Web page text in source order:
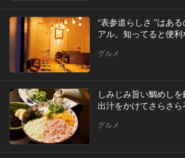
“表参道らしさ ”はあ
アル。知ってると便
グルメ
しみじみ旨い鯛めし
出汁をかけてさらさら
グルメ